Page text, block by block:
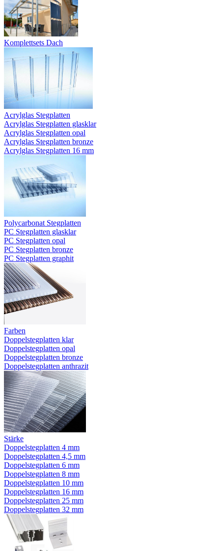
Komplettsets Dach
Acrylglas Stegplatten
Acrylglas Stegplatten glasklar
Acrylglas Stegplatten opal
Acrylglas Stegplatten bronze
Acrylglas Stegplatten 16 mm
Polycarbonat Stegplatten
PC Stegplatten glasklar
PC Stegplatten opal
PC Stegplatten bronze
PC Stegplatten graphit
Farben
Doppelstegplatten klar
Doppelstegplatten opal
Doppelstegplatten bronze
Doppelstegplatten anthrazit
Stärke
Doppelstegplatten 4 mm
Doppelstegplatten 4,5 mm
Doppelstegplatten 6 mm
Doppelstegplatten 8 mm
Doppelstegplatten 10 mm
Doppelstegplatten 16 mm
Doppelstegplatten 25 mm
Doppelstegplatten 32 mm